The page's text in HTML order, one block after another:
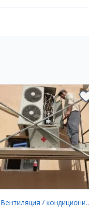
Вентиляция